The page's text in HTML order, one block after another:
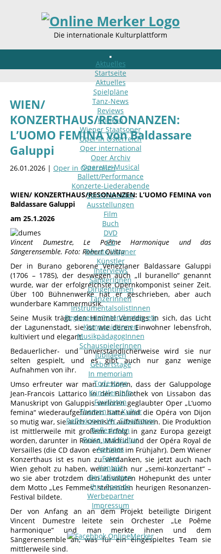
Die internationale Kulturplattform
Aktuelles
Startseite
Aktuelles
Spielpläne
Tanz-News
Reviews
Kritiken
Wiener Staatsoper
Oper in Österreich
Oper international
Oper Archiv
Operette-Musical
Ballett/Performance
Konzerte-Liederabende
Sprechtheater
Ausstellungen
Film
Buch
DVD
CD
Renate Wagner
Künstler
Interviews
SängerInnen
DirigentInnen
TänzerInnen
InstrumentalsolistInnen
Regisseure/Intendanten-etc
KomponistInnen
MusikpädagogInnen
SchauspielerInnen
Jubilaeen
Geburtstage
In memoriam
Todestage
Künstler-Info
Feuilleton
Themen zur Kultur
Reflexionen Wr. Staatsoper
Reflexionen
Reise und Kultur
Apropos
Fotos
Kontakt
Bestellungen
Ihre Spende
Werbepartner
Impressum
WIEN/
KONZERTHAUS/RESONANZEN:
L’UOMO FEMINA von Baldassare
Galuppi
26.01.2026 | Oper in Österreich
WIEN/ KONZERTHAUS/RESONANZEN: L’UOMO FEMINA von
Baldassare Galuppi
am 25.1.2026
Vincent Dumestre, Le Poême Harmonique und das
Sängerensemble. Foto: Robert Quitta
Der in Burano geborene Venezianer Baldassare Galuppi
(1706 – 1785), der deswegen auch „Il buranello“ genannt
wurde, war der erfolgreichste Opernkomponist seiner Zeit.
Über 100 Bühnenwerke hat er geschrieben, aber auch
wunderbare Kammermusik.
Seine Musik trägt den Himmel Venedigs in sich, das Licht
der Lagunenstadt, sie ist wie deren Einwohner lebensfroh,
kultiviert und elegant.
Bedauerlicher- und unverständlicherweise wird sie nur
selten gespielt, und es gibt auch nur ganz wenige
Aufnahmen von ihr.
Umso erfreuter war man zu hören, dass der Galuppologe
Jean-Francois Lattarico in der Bibliothek von Lissabon das
Manuskript von Galuppis verloren geglaubter Oper „L‘uomo
femina“ wiederaufgefunden hatte und die Opéra von Dijon
so mutig war, sie auch szenisch aufzuführen. Die Produktion
ist mittlerweile mit großem Erfolg in ganz Europa gezeigt
worden, darunter in Rouen, Madrid und der Opéra Royal de
Versailles (die CD davon erscheint im Frühjahr). Dem Wiener
Konzerthaus ist es nun zu verdanken, sie jetzt auch nach
Wien geholt zu haben, wenn auch nur „semi-konzertant“ –
wo sie aber trotzdem den absoluten Höhepunkt des unter
dem Motto „Les Femmes“ stehenden heurigen Resonanzen-
Festival bildete.
Der von Anfang an an dem Projekt beteiligte Dirigent
Vincent Dumestre leitete sein Orchester „Le Poême
harmonique“ und man merkte ihnen und dem
Sängerensemble an, was für ein eingespieltes Team sie
mittlerweile sind.